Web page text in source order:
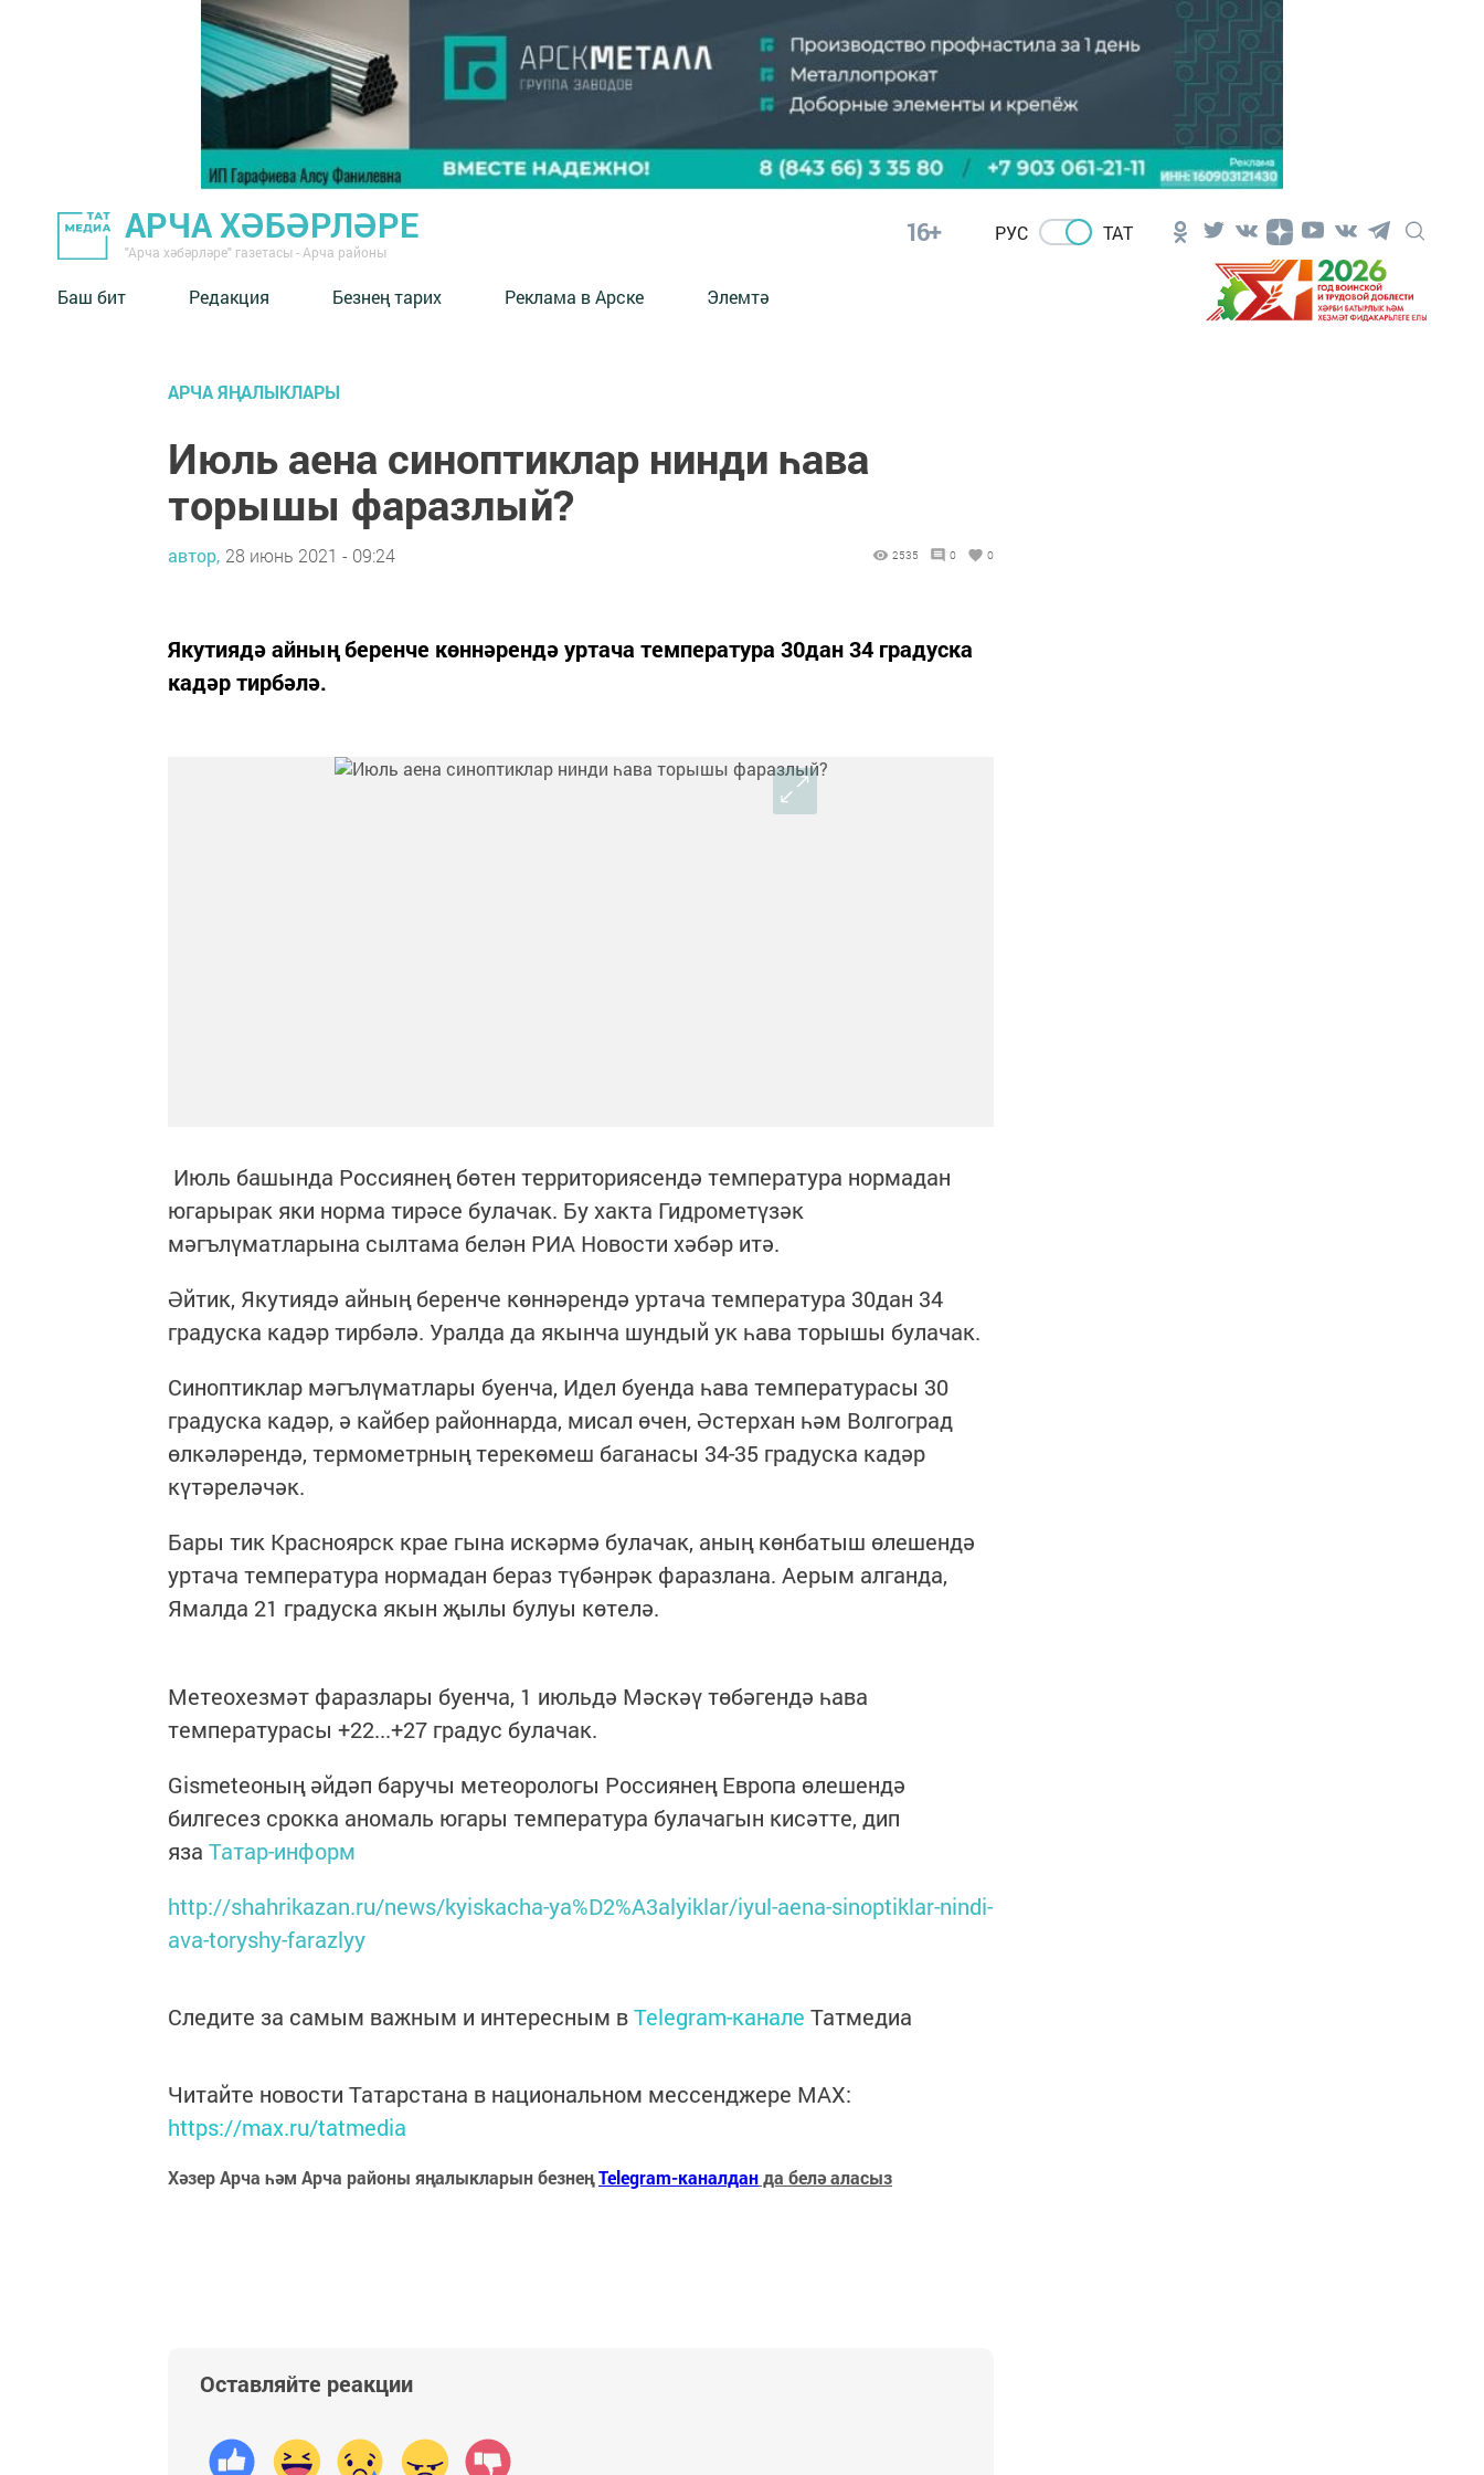
АРЧА ХӘБӘРЛӘРЕ
"Арча хәбәрләре" газетасы - Арча районы
16+ РУС ТАТ
Баш бит Редакция Безнең тарих Реклама в Арске Элемтә
АРЧА ЯҢАЛЫКЛАРЫ
Июль аена синоптиклар нинди һава
торышы фаразлый?
автор, 28 июнь 2021 - 09:24 2535 0 0
Якутиядә айның беренче көннәрендә уртача температура 30дан 34 градуска
кадәр тирбәлә.
Июль башында Россиянең бөтен территориясендә температура нормадан
югарырак яки норма тирәсе булачак. Бу хакта Гидрометүзәк
мәгълүматларына сылтама белән РИА Новости хәбәр итә.
Әйтик, Якутиядә айның беренче көннәрендә уртача температура 30дан 34
градуска кадәр тирбәлә. Уралда да якынча шундый ук һава торышы булачак.
Синоптиклар мәгълүматлары буенча, Идел буенда һава температурасы 30
градуска кадәр, ә кайбер районнарда, мисал өчен, Әстерхан һәм Волгоград
өлкәләрендә, термометрның терекөмеш баганасы 34-35 градуска кадәр
күтәреләчәк.
Бары тик Красноярск крае гына искәрмә булачак, аның көнбатыш өлешендә
уртача температура нормадан бераз түбәнрәк фаразлана. Аерым алганда,
Ямалда 21 градуска якын җылы булуы көтелә.
Метеохезмәт фаразлары буенча, 1 июльдә Мәскәү төбәгендә һава
температурасы +22...+27 градус булачак.
Gismeteoның әйдәп баручы метеорологы Россиянең Европа өлешендә
билгесез срокка аномаль югары температура булачагын кисәтте, дип
яза Татар-информ
http://shahrikazan.ru/news/kyiskacha-ya%D2%A3alyiklar/iyul-aena-sinoptiklar-nindi-
ava-toryshy-farazlyy
Следите за самым важным и интересным вTelegram-канале Татмедиа
Читайте новости Татарстана в национальном мессенджере MАХ:
https://max.ru/tatmedia
Хәзер Арча һәм Арча районы яңалыкларын безнеңTelegram-каналданда белә аласыз
Оставляйте реакции